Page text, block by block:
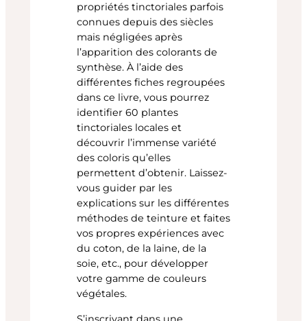
propriétés tinctoriales parfois
connues depuis des siècles
mais négligées après
l’apparition des colorants de
synthèse. À l’aide des
différentes fiches regroupées
dans ce livre, vous pourrez
identifier 60 plantes
tinctoriales locales et
découvrir l’immense variété
des coloris qu’elles
permettent d’obtenir. Laissez-
vous guider par les
explications sur les différentes
méthodes de teinture et faites
vos propres expériences avec
du coton, de la laine, de la
soie, etc., pour développer
votre gamme de couleurs
végétales.